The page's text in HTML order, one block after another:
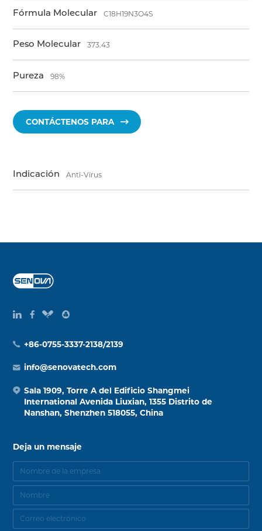
Fórmula Molecular C18H19N3O4S
Peso Molecular 373.43
Pureza 98%
CONTÁCTENOS PARA
Indicación Anti-Virus
+86-0755-3337-2138/2139
info@senovatech.com
Sala 1909, Torre A del Edificio Shangmei
International Avenida Liuxian, 1355 Distrito de
Nanshan, Shenzhen 518055, China
Deja un mensaje